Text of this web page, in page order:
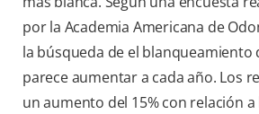
por la Academia Americana de
la búsqueda de el blanqueamiento
parece aumentar a cada año. Los
un aumento del 15% con relación